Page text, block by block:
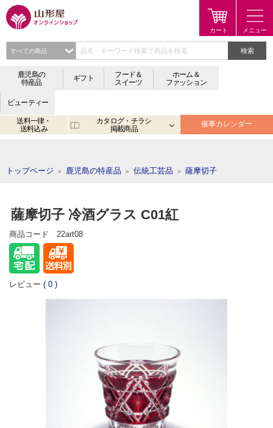
検索
鹿児島の
特産品
ギフト
フード＆
スイーツ
ホーム＆
ファッション
ビューティー
送料一律・
送料込み
カタログ・チラシ
掲載商品
催事カレンダー
トップページ ＞ 鹿児島の特産品 ＞ 伝統工芸品 ＞ 薩摩切子
薩摩切子 冷酒グラス C01紅
商品コード 22art08
レビュー ( 0 )